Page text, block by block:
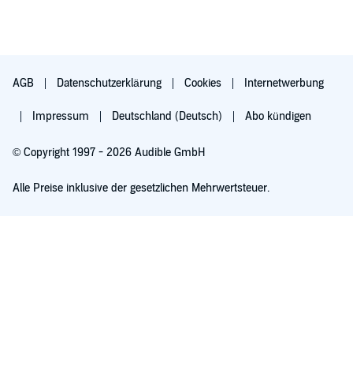
AGB Datenschutzerklärung Cookies Internetwerbung
Impressum Deutschland (Deutsch) Abo kündigen
© Copyright 1997 - 2026 Audible GmbH
Alle Preise inklusive der gesetzlichen Mehrwertsteuer.